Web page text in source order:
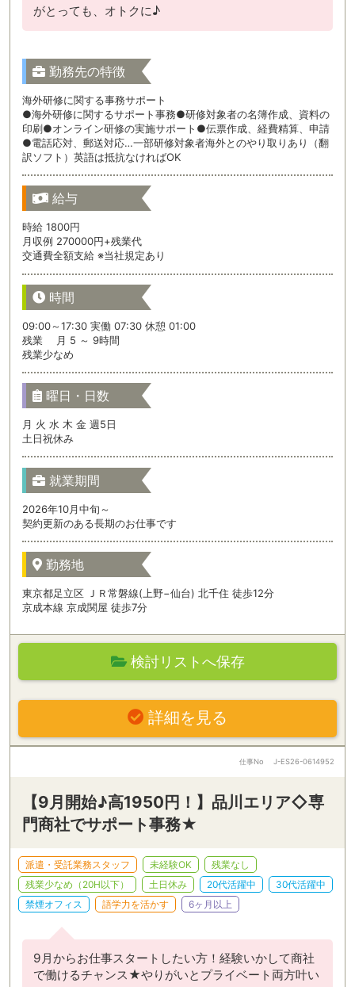
がとっても、オトクに♪
勤務先の特徴
海外研修に関する事務サポート
●海外研修に関するサポート事務●研修対象者の名簿作成、資料の
印刷●オンライン研修の実施サポート●伝票作成、経費精算、申請
●電話応対、郵送対応…一部研修対象者海外とのやり取りあり（翻
訳ソフト）英語は抵抗なければOK
給与
時給 1800円
月収例 270000円+残業代
交通費全額支給 ※当社規定あり
時間
09:00～17:30 実働 07:30 休憩 01:00
残業 月 5 ～ 9時間
残業少なめ
曜日・日数
月 火 水 木 金 週5日
土日祝休み
就業期間
2026年10月中旬～
契約更新のある長期のお仕事です
勤務地
東京都足立区 ＪＲ常磐線(上野−仙台) 北千住 徒歩12分
京成本線 京成関屋 徒歩7分
検討リストへ保存
詳細を見る
仕事No J-ES26-0614952
【9月開始♪高1950円！】品川エリア◇専
門商社でサポート事務★
派遣・受託業務スタッフ 未経験OK
残業なし
残業少なめ（20H以下）
土日休み 20代活躍中
30代活躍中
禁煙オフィス
語学力を活かす 6ヶ月以上
9月からお仕事スタートしたい方！経験いかして商社
で働けるチャンス★やりがいとプライベート両方叶い